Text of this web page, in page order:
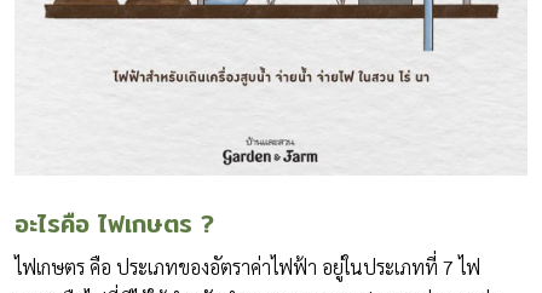
อะไรคือ ไฟเกษตร ?
ไฟเกษตร คือ ประเภทของอัตราค่าไฟฟ้า อยู่ในประเภทที่ 7 ไฟ